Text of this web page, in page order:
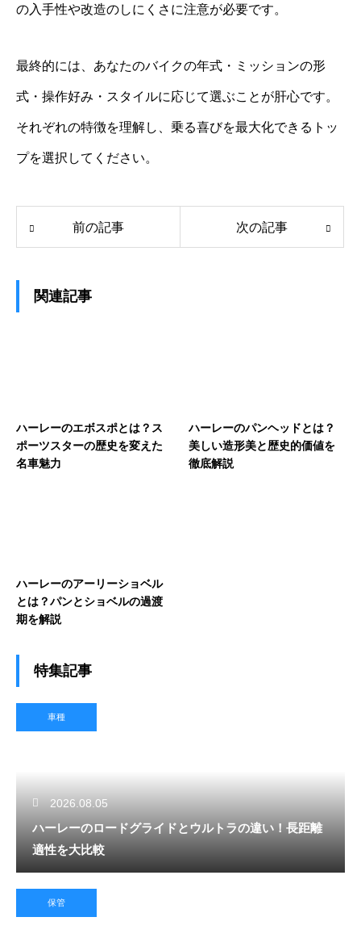
の入手性や改造のしにくさに注意が必要です。
最終的には、あなたのバイクの年式・ミッションの形
式・操作好み・スタイルに応じて選ぶことが肝心です。
それぞれの特徴を理解し、乗る喜びを最大化できるトッ
プを選択してください。
前の記事 次の記事
関連記事
ハーレーのエボスポとは？ス
ポーツスターの歴史を変えた
名車魅力
ハーレーのパンヘッドとは？
美しい造形美と歴史的価値を
徹底解説
ハーレーのアーリーショベル
とは？パンとショベルの過渡
期を解説
特集記事
車種
2026.08.05
ハーレーのロードグライドとウルトラの違い！長距離
適性を大比較
保管